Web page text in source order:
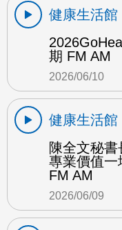
健康生活館
期 FM AM
2026/06/10
健康生活館
陳全文秘
專業價值一
FM AM
2026/06/09